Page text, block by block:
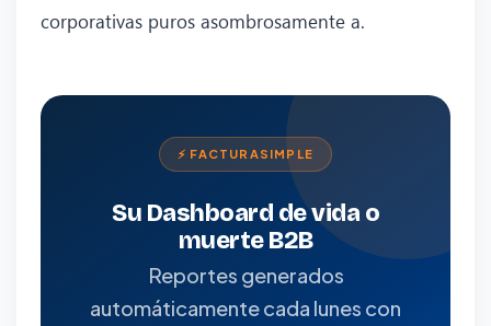
corporativas puros asombrosamente a.
⚡ FACTURASIMPLE
Su Dashboard de vida o
muerte B2B
Reportes generados
automáticamente cada lunes con